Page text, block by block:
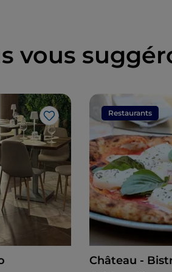
vous
J’aime
Restaurants
Château -